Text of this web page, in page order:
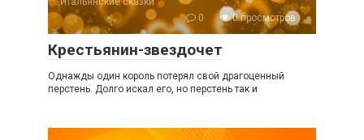
0
0 просмотров
Крестьянин-звездочет
Однажды один король потерял свой драгоценный
перстень. Долго искал его, но перстень так и